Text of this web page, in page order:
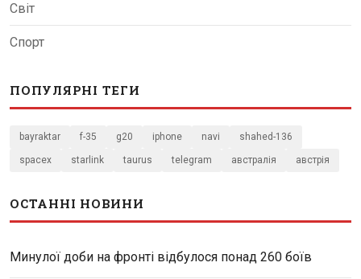
Світ
Спорт
ПОПУЛЯРНІ ТЕГИ
bayraktar f-35 g20 iphone navi shahed-136
spacex starlink taurus telegram австралія австрія
ОСТАННІ НОВИНИ
Минулої доби на фронті відбулося понад 260 боїв